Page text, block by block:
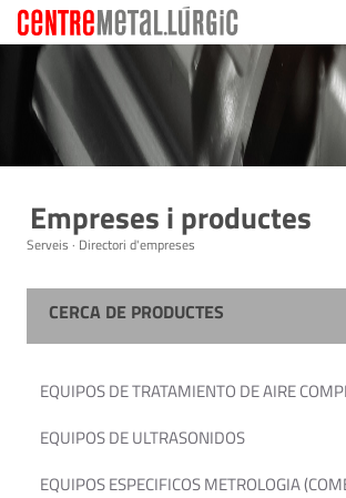
Empreses i productes
Serveis · Directori d'empreses
CERCA DE PRODUCTES
EQUIPOS DE TRATAMIENTO DE AIRE
EQUIPOS DE ULTRASONIDOS
EQUIPOS ESPECIFICOS METROLOGIA